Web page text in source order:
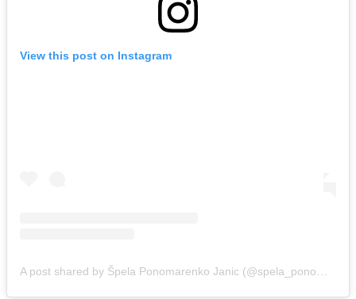
View this post on Instagram